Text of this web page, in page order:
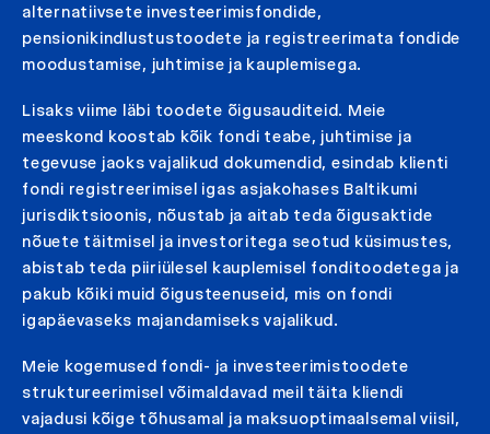
alternatiivsete investeerimisfondide,
pensionikindlustustoodete ja registreerimata fondide
moodustamise, juhtimise ja kauplemisega.
Lisaks viime läbi toodete õigusauditeid. Meie
meeskond koostab kõik fondi teabe, juhtimise ja
tegevuse jaoks vajalikud dokumendid, esindab klienti
fondi registreerimisel igas asjakohases Baltikumi
jurisdiktsioonis, nõustab ja aitab teda õigusaktide
nõuete täitmisel ja investoritega seotud küsimustes,
abistab teda piiriülesel kauplemisel fonditoodetega ja
pakub kõiki muid õigusteenuseid, mis on fondi
igapäevaseks majandamiseks vajalikud.
Meie kogemused fondi- ja investeerimistoodete
struktureerimisel võimaldavad meil täita kliendi
vajadusi kõige tõhusamal ja maksuoptimaalsemal viisil,